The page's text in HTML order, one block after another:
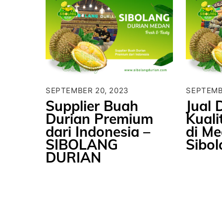
SEPTEMBER 20, 2023
Supplier Buah
Durian Premium
dari Indonesia –
SIBOLANG
DURIAN
Jual
di